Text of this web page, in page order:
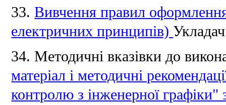
33.Вивчення правил
електричних принципів)
34.Методичні вказівки до
матеріал і методичні
контролю з інженерної